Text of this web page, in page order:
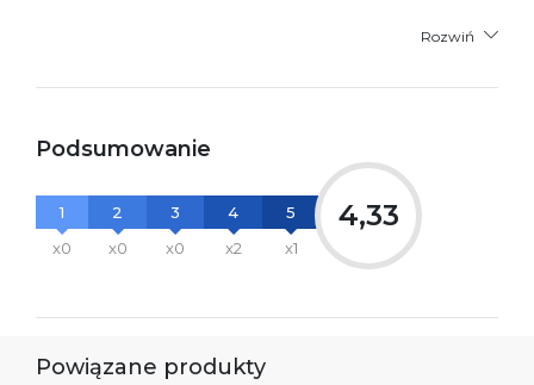
Rozwiń
Podsumowanie
1
x0
2
x0
3
x0
4
x2
5
x1
4,33
Powiązane produkty